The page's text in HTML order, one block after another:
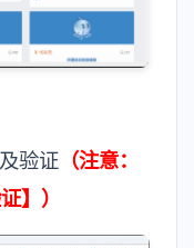
验证 （注意：
】）